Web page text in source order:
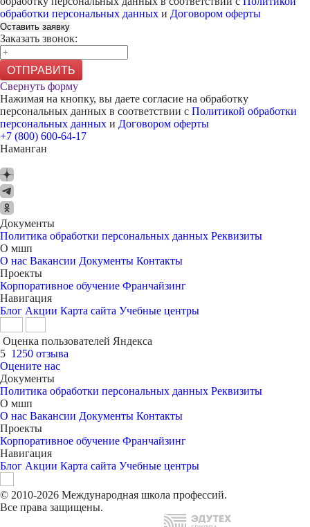
обработки персональных данных и Договором оферты
Оставить заявку
Заказать звонок:
ОТПРАВИТЬ
Свернуть форму
Нажимая на кнопку, вы даете согласие на обработку
персональных данных в соответствии с Политикой обработки
персональных данных и Договором оферты
+7 (800) 600-64-17
Наманган
Документы
Политика обработки персональных данных Реквизиты
О мшп
О нас Вакансии Документы Контакты
Проекты
Корпоративное обучение Франчайзинг
Навигация
Блог Акции Карта сайта Учебные центры
Оценка пользователей Яндекса
5 1250 отзыва
Оцените нас
Документы
Политика обработки персональных данных Реквизиты
О мшп
О нас Вакансии Документы Контакты
Проекты
Корпоративное обучение Франчайзинг
Навигация
Блог Акции Карта сайта Учебные центры
© 2010-2026 Международная школа профессий.
Все права защищены.